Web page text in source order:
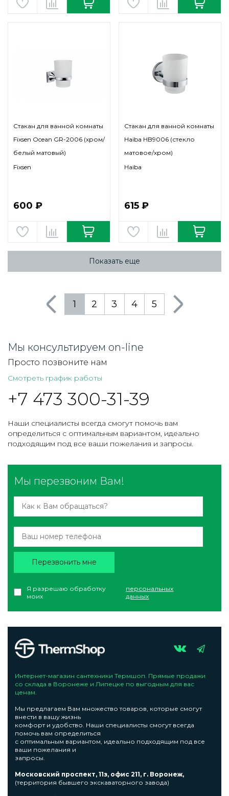
Стакан для ванной комнаты
Fixsen Ocean GR-2006 (хром/
белый матовый)
Fixsen
600 ₽
Стакан для ванной комнаты
Haiba HB9006 (стекло
матовое/хром)
Haiba
615 ₽
Показать еще
1 2 3 4 5
Мы консультируем on-line
Просто позвоните нам
Смотреть график работы
+7 473 300-31-39
Наши специалисты всегда смогут помочь вам
определиться с оптимальным вариантом, идеально
подходящим под все ваши пожелания и запросы.
Мы перезвоним Вам!
Я разрешаю обработку
моих
персональных
данных
Перезвонить мне
Интернет-магазин сантехники Термшоп. Прямые продажи
со склада в Воронеже и Липецке по выгодным для вас
ценам.
Мы предлагаем Вам множество товаров, которые смогут
внести в вашу жизнь
комфорт и удобство. Наши специалисты смогут всегда
помочь вам определиться
с оптимальным вариантом, идеально подходящим под все
ваши пожелания и
запросы.
Московский проспект, 11з, офис 211, г. Воронеж,
(территория бывшего экскаваторного завода)